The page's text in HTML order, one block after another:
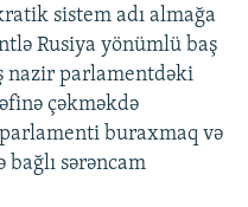
sistem adı almağa
Rusiya yönümlü baş
nazir parlamentdəki
çəkməkdə
buraxmaq və
sərəncam